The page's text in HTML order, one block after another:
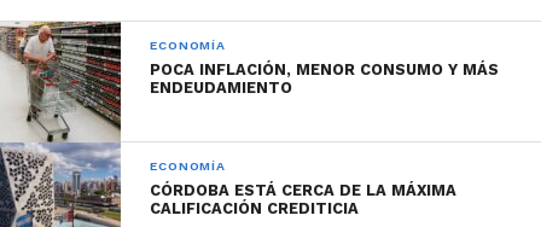
ECONOMÍA
POCA INFLACIÓN, MENOR CONSUMO Y MÁS
ENDEUDAMIENTO
ECONOMÍA
CÓRDOBA ESTÁ CERCA DE LA MÁXIMA
CALIFICACIÓN CREDITICIA